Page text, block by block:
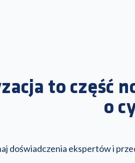
to część
o
doświadczenia ekspertów i